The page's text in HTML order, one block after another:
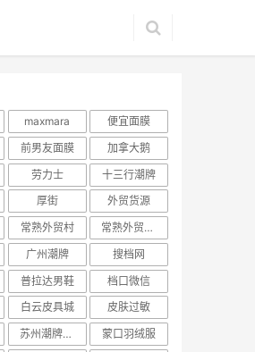
maxmara
便宜面膜
前男友面膜
加拿大鹅
劳力士
十三行潮牌
厚街
外贸货源
常熟外贸村
常熟外贸村货源
广州潮牌
搜档网
普拉达男鞋
档口微信
白云皮具城
皮肤过敏
苏州潮牌货源
蒙口羽绒服